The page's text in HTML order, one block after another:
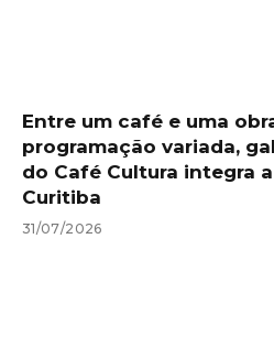
Entre um café e uma
programação variada,
do Café Cultura integra
Curitiba
31/07/2026